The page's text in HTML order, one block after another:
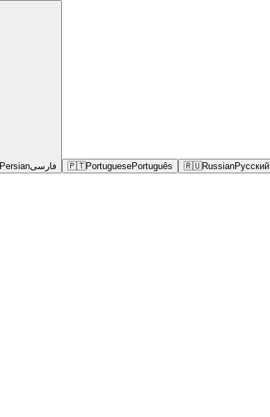
Persianفارسی 🇵🇹PortuguesePortuguês 🇷🇺RussianРусский